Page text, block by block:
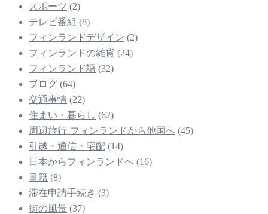
スポーツ (2)
テレビ番組 (8)
フィンランドデザイン (2)
フィンランドの雑貨 (24)
フィンランド語 (32)
ブログ (64)
交通事情 (22)
住まい・暮らし (62)
周辺旅行-フィンランドから他国へ (45)
引越・通信・宅配 (14)
日本からフィンランドへ (16)
書籍 (8)
滞在申請手続き (3)
街の風景 (37)